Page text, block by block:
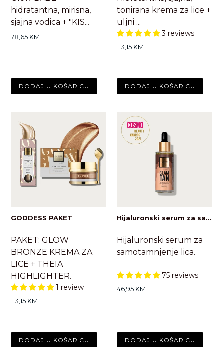
hidratantna, mirisna,
sjajna vodica + "KIS...
Standardna
78,65 KM
tonirana krema za lice +
uljni ...
3 reviews
Standardna
113,15 KM
GODDESS PAKET
PAKET: GLOW
BRONZE KREMA ZA
LICE + THEIA
HIGHLIGHTER.
1 review
Standardna
113,15 KM
Hijaluronski serum za sa...
Hijaluronski serum za
samotamnjenje lica.
75 reviews
Standardna
46,95 KM